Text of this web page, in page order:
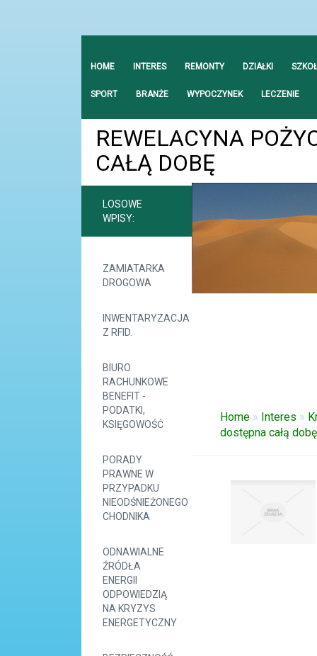
HOME INTERES REMONTY DZIAŁKI
SPORT BRANŻE WYPOCZYNEK LECZENIE
REWELACYNA
CAŁĄ DOBĘ
LOSOWE
WPISY:
ZAMIATARKA
DROGOWA
INWENTARYZACJA
Z RFID.
BIURO
RACHUNKOWE
BENEFIT -
PODATKI,
KSIĘGOWOŚĆ
PORADY
PRAWNE W
PRZYPADKU
NIEODŚNIEŻONEGO
CHODNIKA
ODNAWIALNE
ŹRÓDŁA
ENERGII
ODPOWIEDZIĄ
NA KRYZYS
ENERGETYCZNY
Home » Interes »
dostępna całą dobę